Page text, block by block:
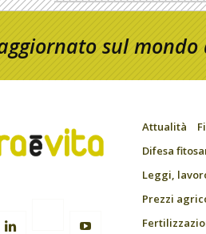
sul mondo
Attualità
Difesa
Leggi,
Prezzi